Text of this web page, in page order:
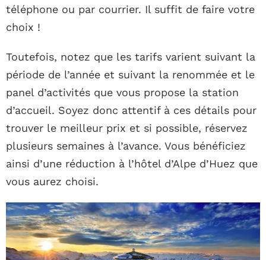
téléphone ou par courrier. Il suffit de faire votre
choix !
Toutefois, notez que les tarifs varient suivant la
période de l’année et suivant la renommée et le
panel d’activités que vous propose la station
d’accueil. Soyez donc attentif à ces détails pour
trouver le meilleur prix et si possible, réservez
plusieurs semaines à l’avance. Vous bénéficiez
ainsi d’une réduction à l’hôtel d’Alpe d’Huez que
vous aurez choisi.